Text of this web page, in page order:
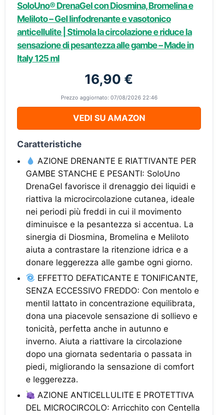
SoloUno® DrenaGel con Diosmina, Bromelina e
Meliloto – Gel linfodrenante e vasotonico
anticellulite | Stimola la circolazione e riduce la
sensazione di pesantezza alle gambe – Made in
Italy 125 ml
16,90 €
Prezzo aggiornato: 07/08/2026 22:46
VEDI SU AMAZON
Caratteristiche
AZIONE DRENANTE E RIATTIVANTE PER
GAMBE STANCHE E PESANTI: SoloUno
DrenaGel favorisce il drenaggio dei liquidi e
riattiva la microcircolazione cutanea, ideale
nei periodi più freddi in cui il movimento
diminuisce e la pesantezza si accentua. La
sinergia di Diosmina, Bromelina e Meliloto
aiuta a contrastare la ritenzione idrica e a
donare leggerezza alle gambe ogni giorno.
EFFETTO DEFATICANTE E TONIFICANTE,
SENZA ECCESSIVO FREDDO: Con mentolo e
mentil lattato in concentrazione equilibrata,
dona una piacevole sensazione di sollievo e
tonicità, perfetta anche in autunno e
inverno. Aiuta a riattivare la circolazione
dopo una giornata sedentaria o passata in
piedi, migliorando la sensazione di comfort
e leggerezza.
AZIONE ANTICELLULITE E PROTETTIVA
DEL MICROCIRCOLO: Arricchito con Centella